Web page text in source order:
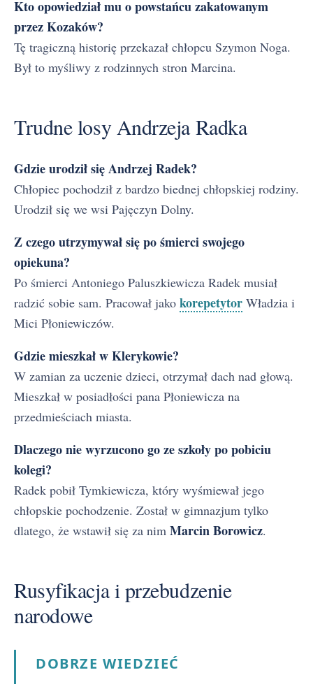
Kto opowiedział mu o powstańcu zakatowanym
przez Kozaków?
Tę tragiczną historię przekazał chłopcu Szymon Noga.
Był to myśliwy z rodzinnych stron Marcina.
Trudne losy Andrzeja Radka
Gdzie urodził się Andrzej Radek?
Chłopiec pochodził z bardzo biednej chłopskiej rodziny.
Urodził się we wsi Pajęczyn Dolny.
Z czego utrzymywał się po śmierci swojego
opiekuna?
Po śmierci Antoniego Paluszkiewicza Radek musiał
radzić sobie sam. Pracował jako korepetytor Władzia i
Mici Płoniewiczów.
Gdzie mieszkał w Klerykowie?
W zamian za uczenie dzieci, otrzymał dach nad głową.
Mieszkał w posiadłości pana Płoniewicza na
przedmieściach miasta.
Dlaczego nie wyrzucono go ze szkoły po pobiciu
kolegi?
Radek pobił Tymkiewicza, który wyśmiewał jego
chłopskie pochodzenie. Został w gimnazjum tylko
dlatego, że wstawił się za nim Marcin Borowicz.
Rusyfikacja i przebudzenie
narodowe
DOBRZE WIEDZIEĆ